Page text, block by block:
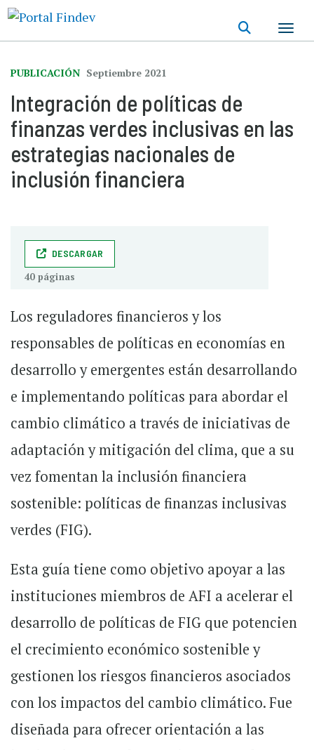
principal
PUBLICACIÓN Septiembre 2021
Integración de políticas de
finanzas verdes inclusivas en las
estrategias nacionales de
inclusión financiera
DESCARGAR
40 páginas
Los reguladores financieros y los
responsables de políticas en economías en
desarrollo y emergentes están desarrollando
e implementando políticas para abordar el
cambio climático a través de iniciativas de
adaptación y mitigación del clima, que a su
vez fomentan la inclusión financiera
sostenible: políticas de finanzas inclusivas
verdes (FIG).
Esta guía tiene como objetivo apoyar a las
instituciones miembros de AFI a acelerar el
desarrollo de políticas de FIG que potencien
el crecimiento económico sostenible y
gestionen los riesgos financieros asociados
con los impactos del cambio climático. Fue
diseñada para ofrecer orientación a las